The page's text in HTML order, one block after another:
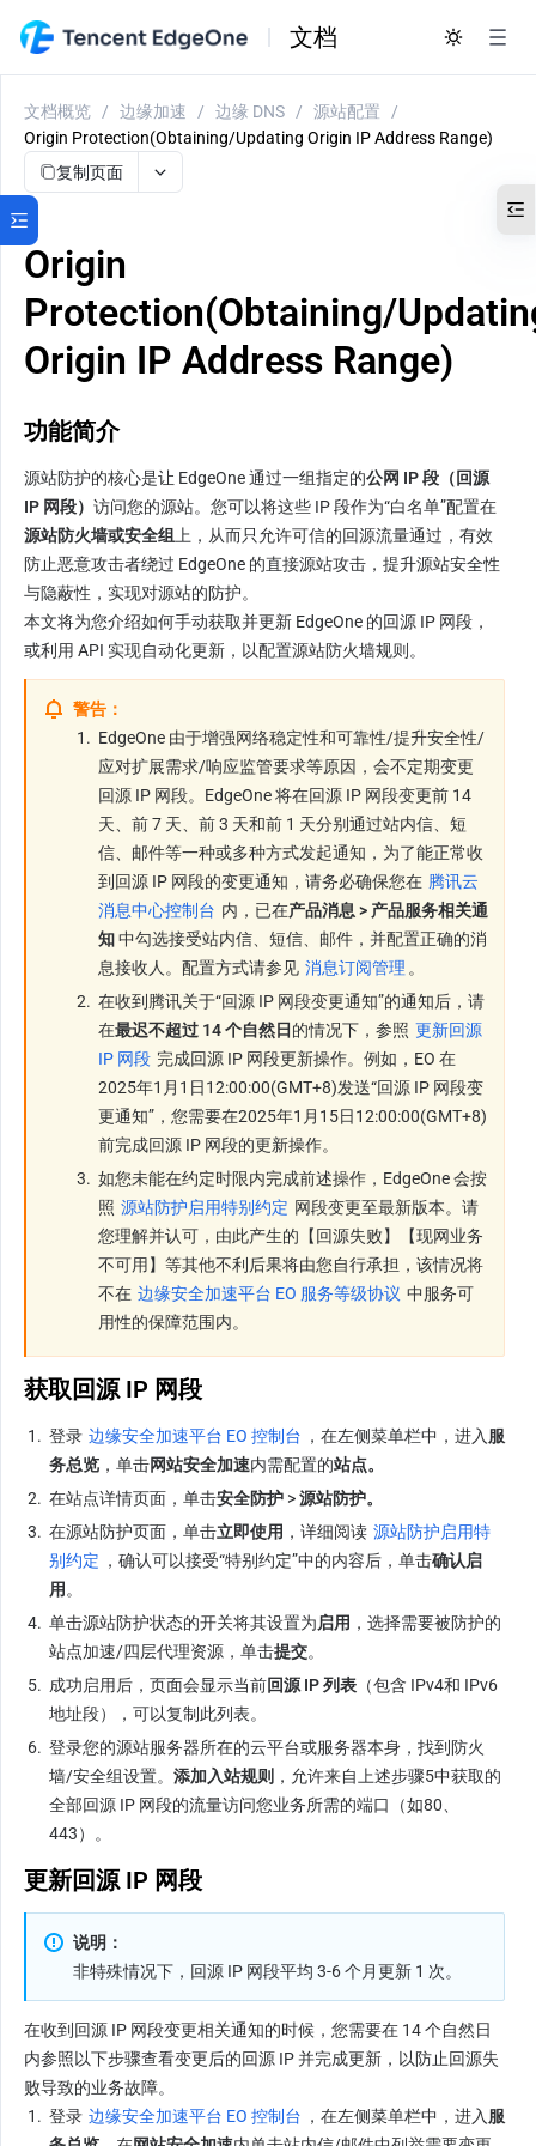
文档
文档概览 / 边缘加速 / 边缘 DNS / 源站配置
/
Origin Protection(Obtaining/Updating Origin IP Address Range)
复制页面
Origin
Protection(Obtaining/
Origin IP Address Range)
功能简介
源站防护的核心是让 EdgeOne 通过一组指定的公网 IP 段（回源
IP 网段） 访问您的源站。您可以将这些 IP 段作为“白名单”配置在
源站防火墙或安全组
上，从而只允许可信的回源流量通过，有效
防止恶意攻击者绕过 EdgeOne 的直接源站攻击，提升源站安全性
与隐蔽性，实现对源站的防护。
本文将为您介绍如何手动获取并更新 EdgeOne 的回源 IP 网段，
或利用 API 实现自动化更新，以配置源站防火墙规则。
警告：
1. EdgeOne 由于增强网络稳定性和可靠性/提升安全性/
应对扩展需求/响应监管要求等原因，会不定期变更
回源 IP 网段。EdgeOne 将在回源 IP 网段变更前 14
天、前 7 天、前 3 天和前 1 天分别通过站内信、短
信、邮件等一种或多种方式发起通知，为了能正常收
到回源 IP 网段的变更通知，请务必确保您在 腾讯云
消息中心控制台 内，已在产品消息 > 产品服务相关通
知 中勾选接受站内信、短信、邮件，并配置正确的消
息接收人。配置方式请参见 消息订阅管理 。
2. 在收到腾讯关于“回源 IP 网段变更通知”的通知后，请
在最迟不超过 14 个自然日 的情况下，参照 更新回源
IP 网段 完成回源 IP 网段更新操作。例如，EO 在
2025年1月1日12:00:00(GMT+8)发送“回源 IP 网段变
更通知”，您需要在2025年1月15日12:00:00(GMT+8)
前完成回源 IP 网段的更新操作。
3. 如您未能在约定时限内完成前述操作， EdgeOne 会按
照 源站防护启用特别约定 网段变更至最新版本。请
您理解并认可，由此产生的【回源失败】【现网业务
不可用】等其他不利后果将由您自行承担，该情况将
不在 边缘安全加速平台 EO 服务等级协议 中服务可
用性的保障范围内。
获取回源 IP 网段
1. 登录 边缘安全加速平台 EO 控制台 ，在左侧菜单栏中，进入 服
务总览 ，单击网站安全加速内需配置的站点。
2. 在站点详情页面，单击安全防护 > 源站防护。
3. 在源站防护页面，单击立即使用 ，详细阅读 源站防护启用特
别约定 ，确认可以接受“特别约定”中的内容后，单击确认启
用 。
4. 单击源站防护状态的开关将其设置为启用 ，选择需要被防护的
站点加速/四层代理资源，单击提交。
5. 成功启用后，页面会显示当前回源 IP 列表 （包含 IPv4和 IPv6
地址段），可以复制此列表。
6. 登录您的源站服务器所在的云平台或服务器本身，找到防火
墙/安全组设置。 添加入站规则 ，允许来自上述步骤5中获取的
全部回源 IP 网段的流量访问您业务所需的端口（如80、
443）。
更新回源 IP 网段
说明：
非特殊情况下，回源 IP 网段平均 3-6 个月更新 1 次。
在收到回源 IP 网段变更相关通知的时候，您需要在 14 个自然日
内参照以下步骤查看变更后的回源 IP 并完成更新，以防止回源失
败导致的业务故障。
1. 登录 边缘安全加速平台 EO 控制台 ，在左侧菜单栏中，进入 服